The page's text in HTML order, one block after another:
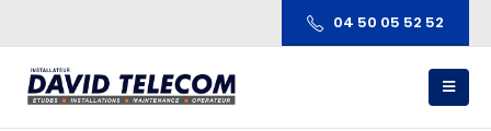
04 50 05 52 52